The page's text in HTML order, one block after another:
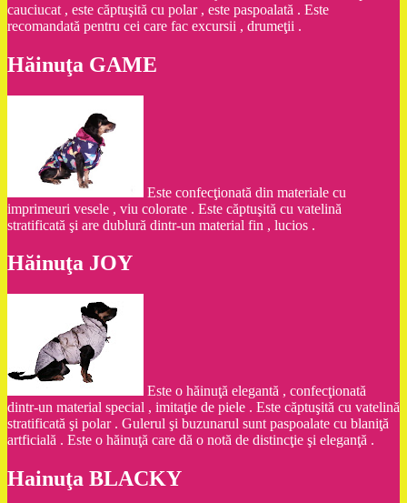
cauciucat , este căptuşită cu polar , este paspoalată . Este
recomandată pentru cei care fac excursii , drumeţii .
Hăinuţa GAME
Este confecţionată din materiale cu
imprimeuri vesele , viu colorate . Este căptuşită cu vatelină
stratificată şi are dublură dintr-un material fin , lucios .
Hăinuţa JOY
Este o hăinuţă elegantă , confecţionată
dintr-un material special , imitaţie de piele . Este căptuşită cu vatelină
stratificată şi polar . Gulerul şi buzunarul sunt paspoalate cu blaniţă
artficială . Este o hăinuţă care dă o notă de distincţie şi eleganţă .
Hainuţa BLACKY